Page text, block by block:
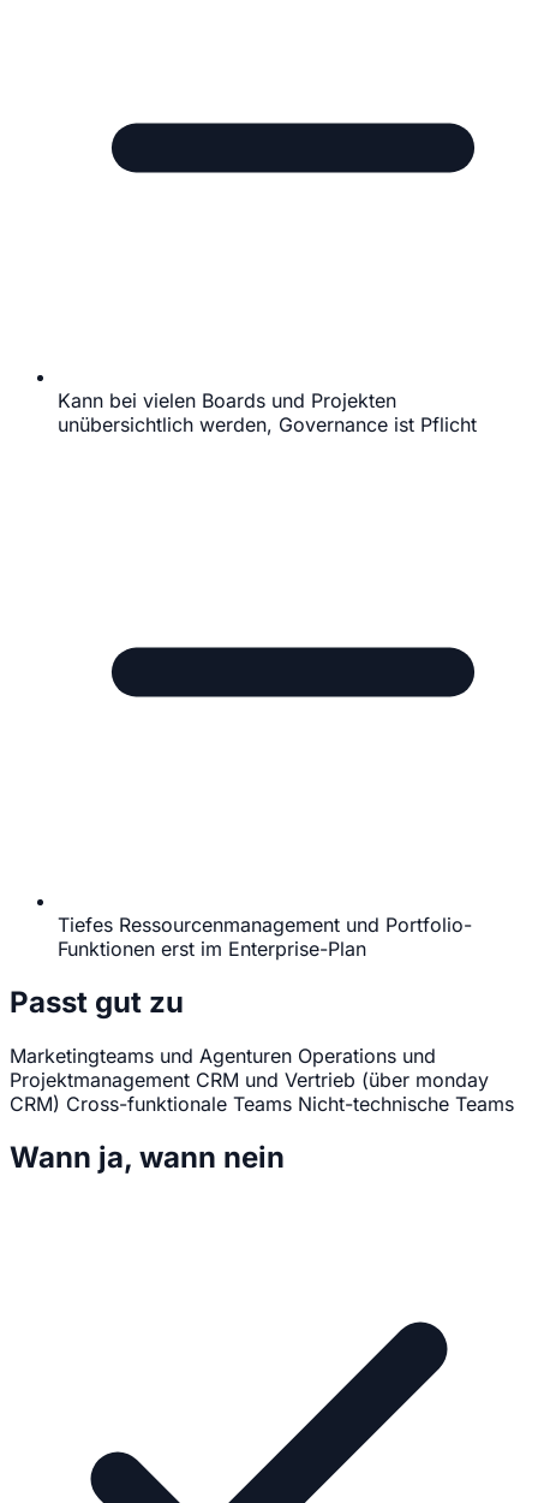
Kann bei vielen Boards und Projekten
unübersichtlich werden, Governance ist Pflicht
Tiefes Ressourcenmanagement und Portfolio-
Funktionen erst im Enterprise-Plan
Passt gut zu
Marketingteams und Agenturen Operations und
Projektmanagement CRM und Vertrieb (über monday
CRM) Cross-funktionale Teams Nicht-technische Teams
Wann ja, wann nein